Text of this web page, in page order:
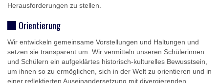
Herausforderungen zu stellen.
Orientierung
Wir entwickeln gemeinsame Vorstellungen und Haltungen und
setzen sie transparent um. Wir vermitteln unseren Schülerinnen
und Schülern ein aufgeklärtes historisch-kulturelles Bewusstsein,
um ihnen so zu ermöglichen, sich in der Welt zu orientieren und in
einer reflektierten Auseinandersetzung mit divergierenden